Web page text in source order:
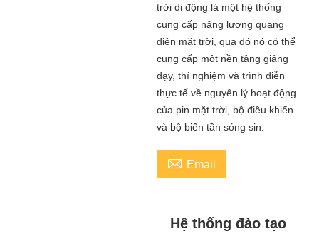
trời di động là một hệ thống
cung cấp năng lượng quang
điện mặt trời, qua đó nó có thể
cung cấp một nền tảng giảng
dạy, thí nghiệm và trình diễn
thực tế về nguyên lý hoạt động
của pin mặt trời, bộ điều khiển
và bộ biến tần sóng sin.
 Email
Hệ thống đào tạo